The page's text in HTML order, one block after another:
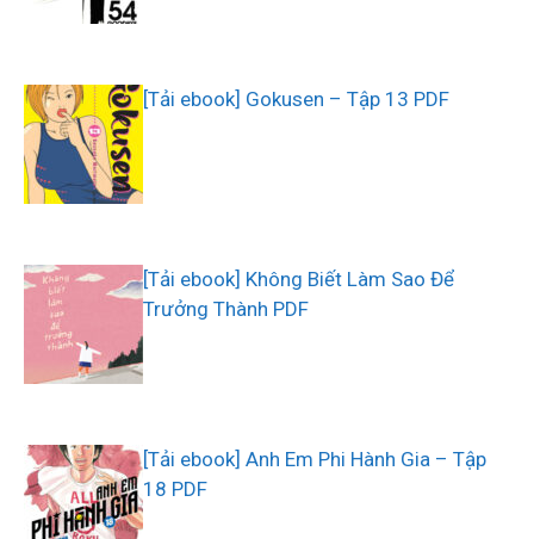
[Tải ebook] Gokusen – Tập 13 PDF
[Tải ebook] Không Biết Làm Sao Để
Trưởng Thành PDF
[Tải ebook] Anh Em Phi Hành Gia – Tập
18 PDF